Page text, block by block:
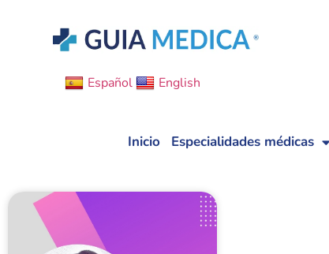
Español English
Inicio Especialidades médicas